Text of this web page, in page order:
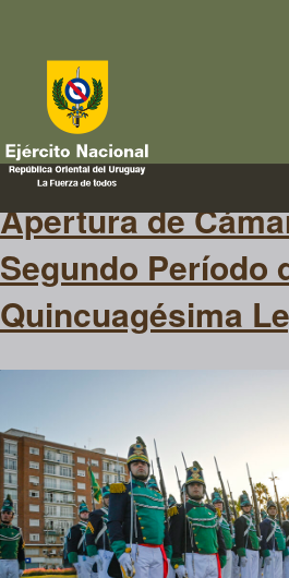
palacio
Apertura de
Segundo Período
Quincuagésima